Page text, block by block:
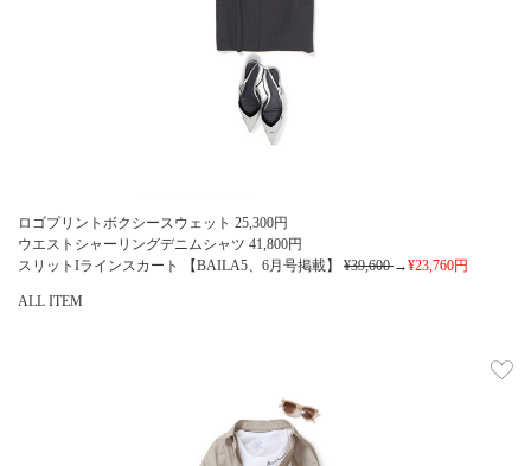
ロゴプリントボクシースウェット 25,300円
ウエストシャーリングデニムシャツ 41,800円
スリットIラインスカート 【BAILA5、6月号掲載】 ¥39,600→¥23,760円
ALL ITEM